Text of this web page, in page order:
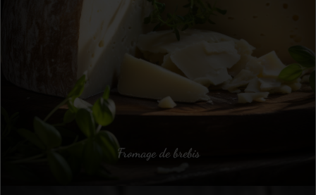
Fromage de brebis